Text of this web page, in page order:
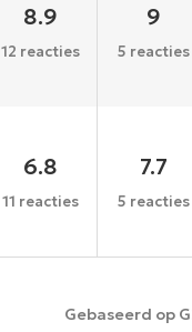
8.9
12 reacties
9
5 reacties
6.8
11 reacties
7.7
5 reacties
Gebaseerd op